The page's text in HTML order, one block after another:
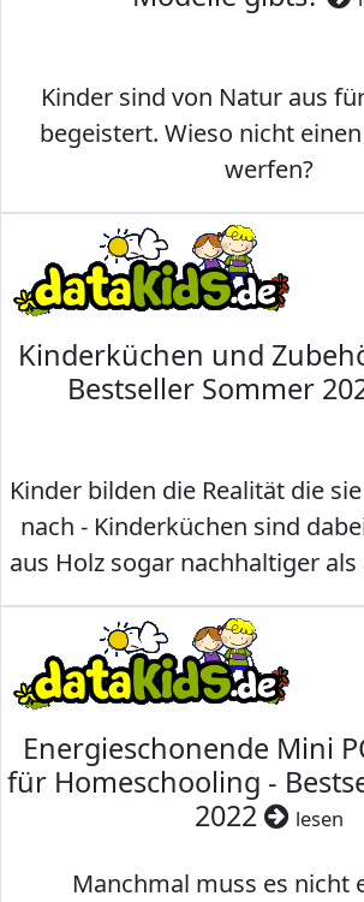
Kinder sind von Natur aus
begeistert. Wieso nicht
werfen?
Kinderküchen und
Bestseller Sommer
Kinder bilden die Realität die
nach - Kinderküchen sind
aus Holz sogar nachhaltiger
Energieschonende Mini
für Homeschooling -
2022
lesen
Manchmal muss es nicht